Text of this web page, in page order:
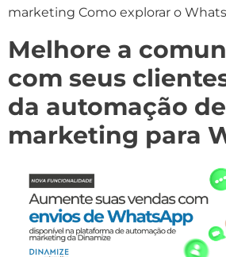
marketing Como explorar o
Melhore a
com seus
da automação de
marketing para